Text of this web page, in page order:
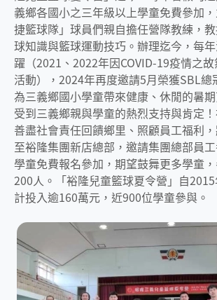
義鄉各國小之三年級以上學童免費參加
捷籃球隊」球員們親自擔任營隊教練，
球知識與籃球運動技巧。辦理迄今，每
躍（2021、2022年因COVID-19疫情之
活動），2024年再度邀請5月榮獲SBL總
為三義鄉國小學童帶來健康、休閒的暑
受到三義鄉親與學童的熱烈支持與肯定
善盡社會責任回饋鄉里、照顧員工福利
至裕隆集團新店總部，邀請集團總部員
學童免費報名參加，期望鼓舞更多學童
200人。「裕隆兒童籃球夏令營」自
計投入逾160萬元，近900位學童參與。